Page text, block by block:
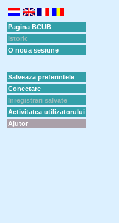
Pagina BCUB
Istoric
O noua sesiune
Salveaza preferintele
Conectare
Inregistrari salvate
Activitatea utilizatorului
Ajutor